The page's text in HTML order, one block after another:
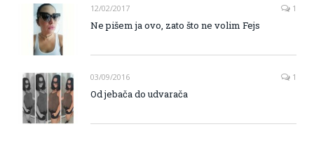
12/02/2017 1
Ne pišem ja ovo, zato što ne volim Fejs
03/09/2016 1
Od jebača do udvarača